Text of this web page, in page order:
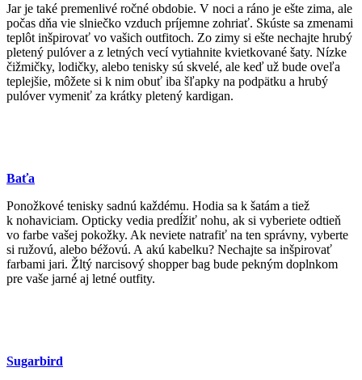
Jar je také premenlivé ročné obdobie. V noci a ráno je ešte zima, ale
počas dňa vie slniečko vzduch príjemne zohriať. Skúste sa zmenami
teplôt inšpirovať vo vašich outfitoch. Zo zimy si ešte nechajte hrubý
pletený pulóver a z letných vecí vytiahnite kvietkované šaty. Nízke
čižmičky, lodičky, alebo tenisky sú skvelé, ale keď už bude oveľa
teplejšie, môžete si k nim obuť iba šľapky na podpätku a hrubý
pulóver vymeniť za krátky pletený kardigan.
Baťa
Ponožkové tenisky sadnú každému. Hodia sa k šatám a tiež
k nohaviciam. Opticky vedia predĺžiť nohu, ak si vyberiete odtieň
vo farbe vašej pokožky. Ak neviete natrafiť na ten správny, vyberte
si ružovú, alebo béžovú. A akú kabelku? Nechajte sa inšpirovať
farbami jari. Žltý narcisový shopper bag bude pekným doplnkom
pre vaše jarné aj letné outfity.
Sugarbird